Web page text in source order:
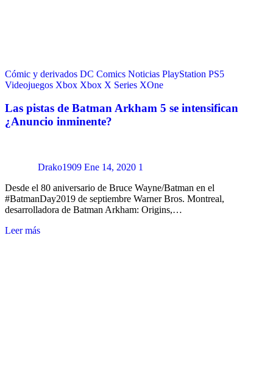
Cómic y derivados DC Comics Noticias PlayStation PS5
Videojuegos Xbox Xbox X Series XOne
Las pistas de Batman Arkham 5 se intensifican
¿Anuncio inminente?
Drako1909 Ene 14, 2020 1
Desde el 80 aniversario de Bruce Wayne/Batman en el
#BatmanDay2019 de septiembre Warner Bros. Montreal,
desarrolladora de Batman Arkham: Origins,…
Leer más